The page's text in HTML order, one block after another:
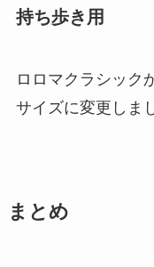
持ち歩き用
ロロマクラシック
サイズに変更しま
まとめ